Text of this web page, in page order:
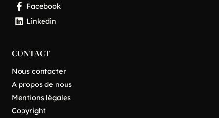
Facebook
Linkedin
CONTACT
Nous contacter
A propos de nous
Mentions légales
Copyright